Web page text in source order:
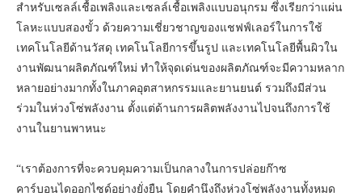
สำหรับเซลล์เชื้อเพลิงและเซลล์เชื้อเพลิงแบบอนุกรม ซึ่งเรียกว่าแผ่น
โลหะแบบสองขั้ว ด้วยความเชี่ยวชาญของแชฟฟ์เลอร์ในการใช้
เทคโนโลยีด้านวัสดุ เทคโนโลยีการขึ้นรูป และเทคโนโลยีพื้นผิวใน
งานพัฒนาผลิตภัณฑ์ใหม่ ทำให้จุดเด่นของผลิตภัณฑ์จะมีความหลาก
หลายอย่างมากทั้งในภาคอุตสาหกรรมและยานยนต์ รวมถึงมีส่วน
ร่วมในห่วงโซ่พลังงาน ตั้งแต่ด้านการผลิตพลังงานไปจนถึงการใช้
งานในยานพาหนะ
“เราต้องการที่จะควบคุมความเป็นกลางในการปล่อยก๊าซ
คาร์บอนไดออกไซด์อย่างยั่งยืน โดยคำนึงถึงห่วงโซ่พลังงานทั้งหมด